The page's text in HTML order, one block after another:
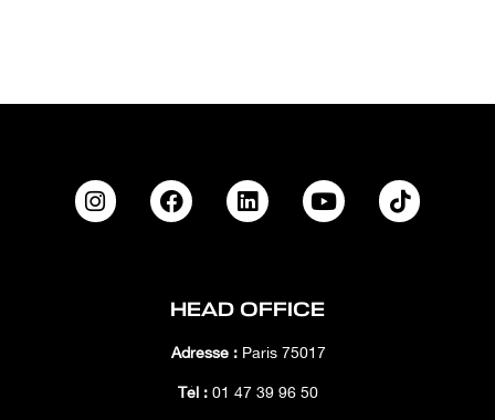
HEAD OFFICE
Adresse :Paris 75017
Tél : 01 47 39 96 50